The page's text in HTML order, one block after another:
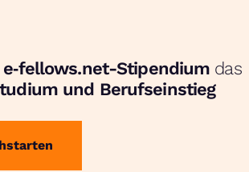
e‑fellows.net-Stipendium das
und Berufseinstieg